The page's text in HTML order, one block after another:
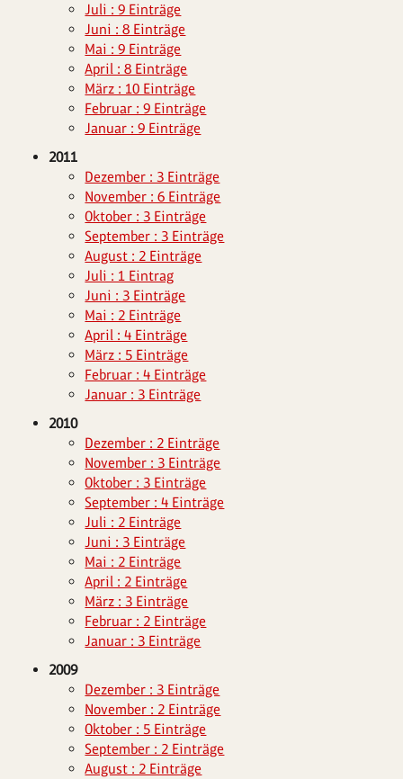
Juli : 9 Einträge
Juni : 8 Einträge
Mai : 9 Einträge
April : 8 Einträge
März : 10 Einträge
Februar : 9 Einträge
Januar : 9 Einträge
2011
Dezember : 3 Einträge
November : 6 Einträge
Oktober : 3 Einträge
September : 3 Einträge
August : 2 Einträge
Juli : 1 Eintrag
Juni : 3 Einträge
Mai : 2 Einträge
April : 4 Einträge
März : 5 Einträge
Februar : 4 Einträge
Januar : 3 Einträge
2010
Dezember : 2 Einträge
November : 3 Einträge
Oktober : 3 Einträge
September : 4 Einträge
Juli : 2 Einträge
Juni : 3 Einträge
Mai : 2 Einträge
April : 2 Einträge
März : 3 Einträge
Februar : 2 Einträge
Januar : 3 Einträge
2009
Dezember : 3 Einträge
November : 2 Einträge
Oktober : 5 Einträge
September : 2 Einträge
August : 2 Einträge